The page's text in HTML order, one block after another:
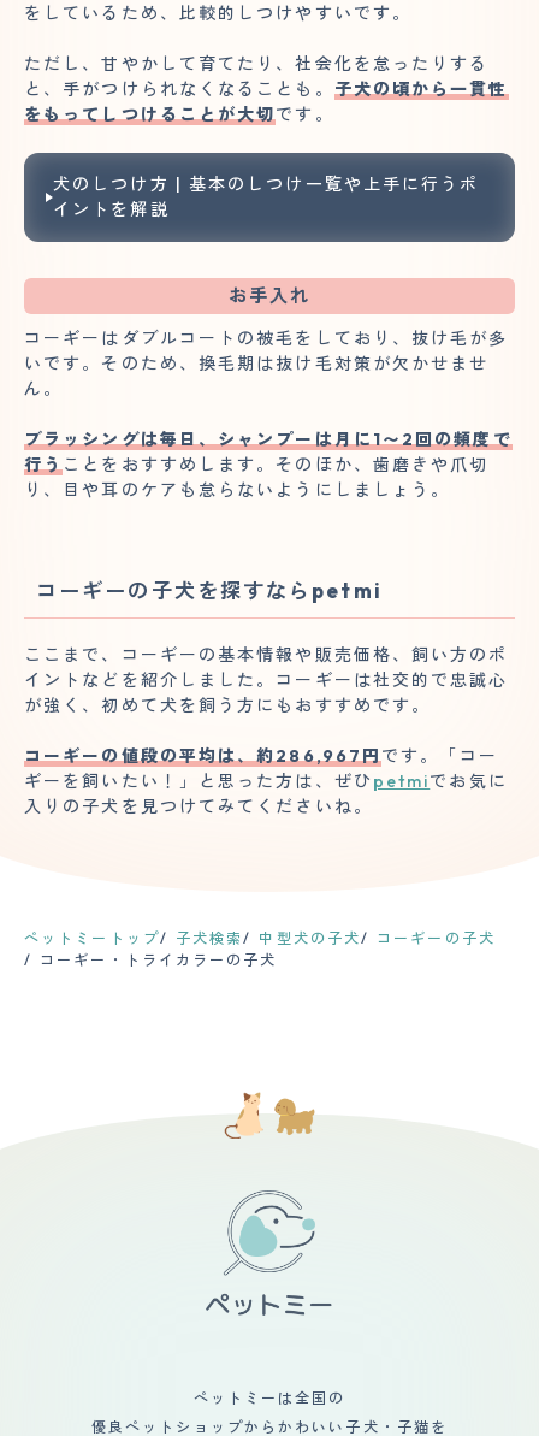
をしているため、比較的しつけやすいです。
ただし、甘やかして育てたり、社会化を怠ったりする
と、手がつけられなくなることも。 子犬の頃から一貫性
をもってしつけることが大切です。
犬のしつけ方 | 基本のしつけ一覧や上手に行うポ
イントを解説
お手入れ
コーギーはダブルコートの被毛をしており、抜け毛が多
いです。そのため、換毛期は抜け毛対策が欠かせませ
ん。
ブラッシングは毎日、シャンプーは月に1〜2回の頻度で
行う ことをおすすめします。そのほか、歯磨きや爪切
り、目や耳のケアも怠らないようにしましょう。
コーギーの子犬を探すならpetmi
ここまで、コーギーの基本情報や販売価格、飼い方のポ
イントなどを紹介しました。コーギーは社交的で忠誠心
が強く、初めて犬を飼う方にもおすすめです。
コーギーの値段の平均は、約286,967円 です。「コー
ギーを飼いたい！」と思った方は、ぜひ petmiでお気に
入りの子犬を見つけてみてくださいね。
ペットミートップ 子犬検索 中型犬の子犬
コーギーの子犬
コーギー・トライカラーの子犬
ペットミーは全国の
優良ペットショップからかわいい子犬・子猫を